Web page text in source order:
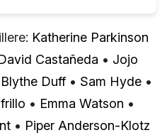
Katherine Parkinson
Castañeda • Jojo
Blythe Duff • Sam Hyde •
• Emma Watson •
• Piper Anderson-Klotz